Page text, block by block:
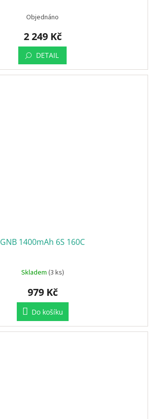
Objednáno
2 249 Kč
DETAIL
GNB 1400mAh 6S 160C
Skladem (3 ks)
979 Kč
Do košíku